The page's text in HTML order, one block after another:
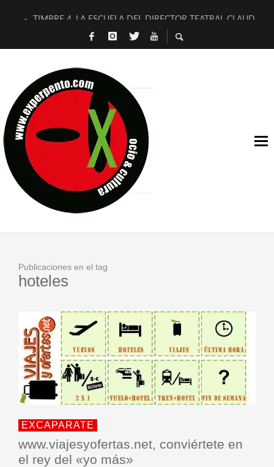
TIMBRE 4, LA ESCUELA DEL DIRECTOR TEATRAL CLAUDIO
30 AÑOS (NO ES NADA) DE LA KATARSIS DEL TOMATAZO
D’BALDOMEROS REINVENTAN [BITÁCORA 3.0] EN EXVITA
MARSHALL FLASH PRESENTA EN EXVITA [RELATIVA
JOFRE BARDAGÍ EN EXVITA INTERPRETANDO A SERRAT
YORCH PRESENTA [CURSO DE ARMONÍA PERSECUTORIA]
MAGALÍ SARE NOS EXPLICA [DESCASADA]
«NO TENGO PUTOS SUEÑOS»
Publicaciones en el tag
hoteles
EXCAPARATE
www.viajesyofertas.net, conviértete en
el rey del «yo más»